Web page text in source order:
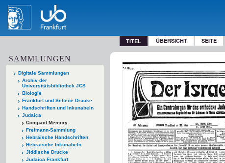
TITEL ÜBERSICHT SEITE
SAMMLUNGEN
Digitale Sammlungen
Archiv der
Universitätsbibliothek JCS
Biologie
Frankfurt und Seltene Drucke
Handschriften und Inkunabeln
Judaica
Compact Memory
Freimann-Sammlung
Hebräische Handschriften
Hebräische Inkunabeln
Jiddische Drucke
Judaica Frankfurt